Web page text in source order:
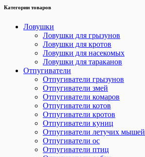
Категории товаров
Ловушки
Ловушки для грызунов
Ловушки для кротов
Ловушки для насекомых
Ловушки для тараканов
Отпугиватели
Отпугиватели грызунов
Отпугиватели змей
Отпугиватели комаров
Отпугиватели котов
Отпугиватели кротов
Отпугиватели куниц
Отпугиватели летучих мышей
Отпугиватели ос
Отпугиватели птиц